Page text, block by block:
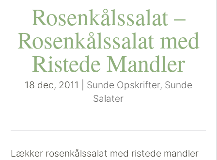
Rosenkålssalat –
Rosenkålssalat med
Ristede Mandler
18 dec, 2011 Sunde Opskrifter, Sunde
Salater
Lækker rosenkålssalat med ristede mandler